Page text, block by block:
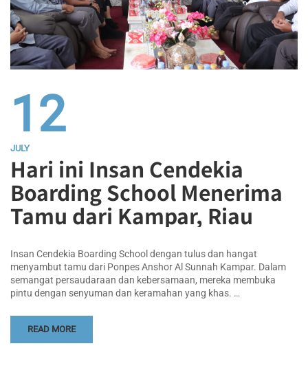
12
JULY
Hari ini Insan Cendekia
Boarding School Menerima
Tamu dari Kampar, Riau
Insan Cendekia Boarding School dengan tulus dan hangat
menyambut tamu dari Ponpes Anshor Al Sunnah Kampar. Dalam
semangat persaudaraan dan kebersamaan, mereka membuka
pintu dengan senyuman dan keramahan yang khas. …
READ MORE